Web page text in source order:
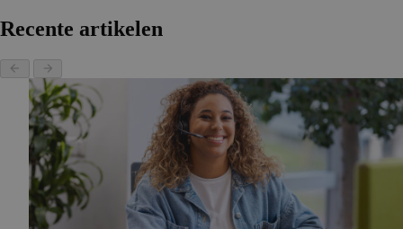
Recente artikelen